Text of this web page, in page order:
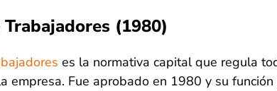
(1980)
es la normativa capital que regula
empresa. Fue aprobado en 1980 y su